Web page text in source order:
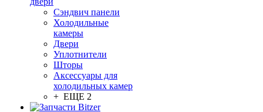
Сэндвич панели
Холодильные
камеры
Двери
Уплотнители
Шторы
Аксессуары для
холодильных камер
+ ЕЩЕ 2